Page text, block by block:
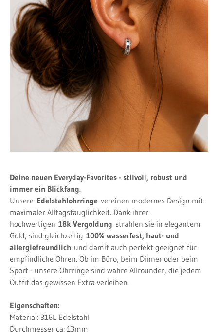
Deine neuen Everyday-Favorites - stilvoll, robust und
immer ein Blickfang.
Unsere Edelstahlohrringe vereinen modernes Design mit
maximaler Alltagstauglichkeit. Dank ihrer
hochwertigen 18k Vergoldung strahlen sie in elegantem
Gold, sind gleichzeitig 100% wasserfest, haut- und
allergiefreundlich und damit auch perfekt geeignet für
empfindliche Ohren. Ob im Büro, beim Dinner oder beim
Sport - unsere Ohrringe sind wahre Allrounder, die jedem
Outfit das gewissen Extra verleihen.
Eigenschaften:
Material: 316L Edelstahl
Durchmesser ca: 13mm